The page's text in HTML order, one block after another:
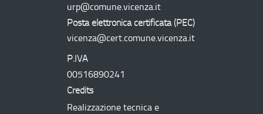
urp@comune.vicenza.it
Posta elettronica certificata (PEC)
vicenza@cert.comune.vicenza.it
P.IVA
00516890241
Credits
Realizzazione tecnica e